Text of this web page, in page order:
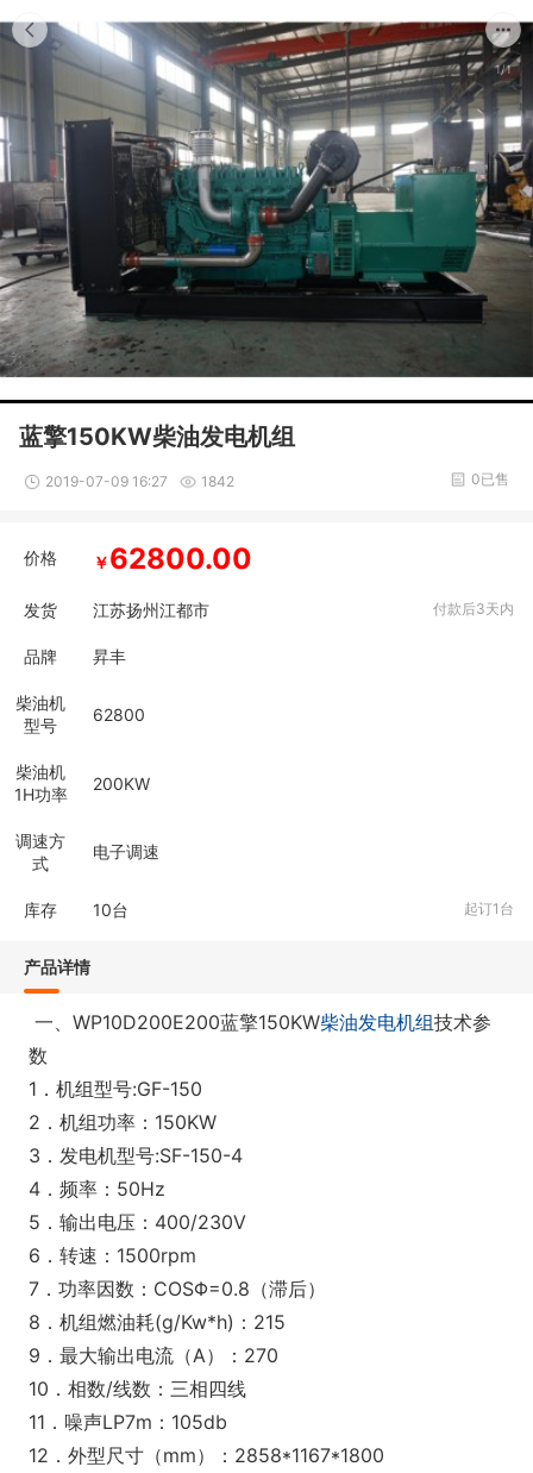
1/1
蓝擎150KW柴油发电机组
2019-07-09 16:27 1842 0已售
价格 ￥62800.00
发货 江苏扬州江都市 付款后3天内
品牌 昇丰
柴油机
型号
62800
柴油机
1H功率
200KW
调速方
式
电子调速
库存 10台 起订1台
产品详情
一、WP10D200E200蓝擎150KW柴油发电机组技术参
数
1．机组型号:GF-150
2．机组功率：150KW
3．发电机型号:SF-150-4
4．频率：50Hz
5．输出电压：400/230V
6．转速：1500rpm
7．功率因数：COSΦ=0.8（滞后）
8．机组燃油耗(g/Kw*h)：215
9．最大输出电流（A）：270
10．相数/线数：三相四线
11．噪声LP7m：105db
12．外型尺寸（mm）：2858*1167*1800